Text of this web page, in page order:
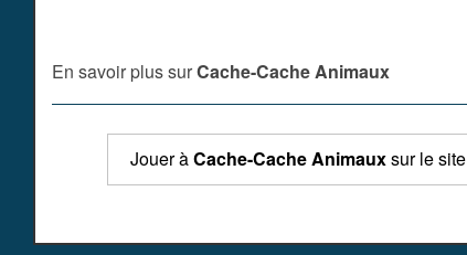
En savoir plus surCache-Cache Animaux
Jouer àCache-Cache Animauxsur le site